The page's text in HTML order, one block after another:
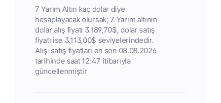
7 Yarım Altın kaç dolar diye
hesaplayacak olursak; 7 Yarım altının
dolar alış fiyatı 3.189,70$, dolar satış
fiyatı ise 3.113,00$ seviyelerindedir.
Alış-satış fiyatları en son 08.08.2026
tarihinde saat 12:47 itibarıyla
güncellenmiştir